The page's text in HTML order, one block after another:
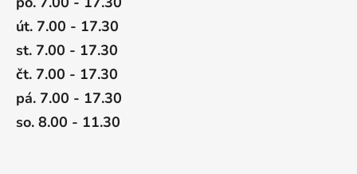
út. 7.00 - 17.30
st. 7.00 - 17.30
čt. 7.00 - 17.30
pá. 7.00 - 17.30
so. 8.00 - 11.30